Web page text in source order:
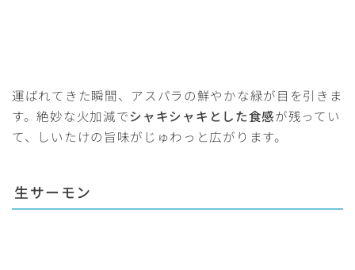
運ばれてきた瞬間、アスパラの鮮やかな緑が目を引きま
す。絶妙な火加減でシャキシャキとした食感が残ってい
て、しいたけの旨味がじゅわっと広がります。
生サーモン